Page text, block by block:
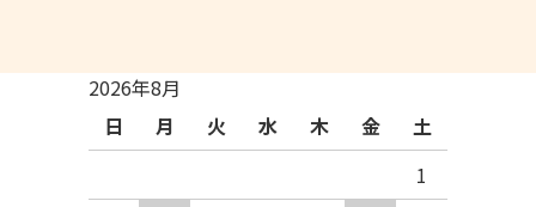
2026年8月
日
月 火 水 木 金
土
1